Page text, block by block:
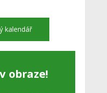
kalendář
obraze!